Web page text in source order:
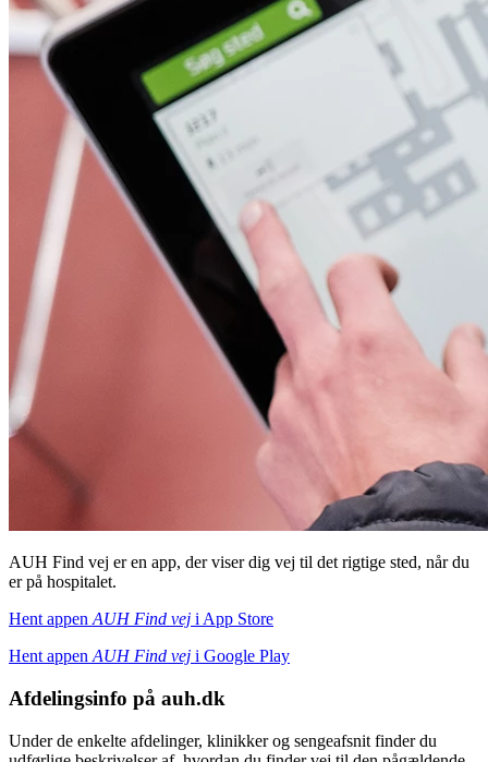
AUH Find vej er en app, der viser dig vej til det rigtige sted, når du
er på hospitalet.
Hent appenAUH Find vej i App Store
Hent appenAUH Find vej i Google Play
Afdelingsinfo på auh.dk
Under de enkelte afdelinger, klinikker og sengeafsnit finder du